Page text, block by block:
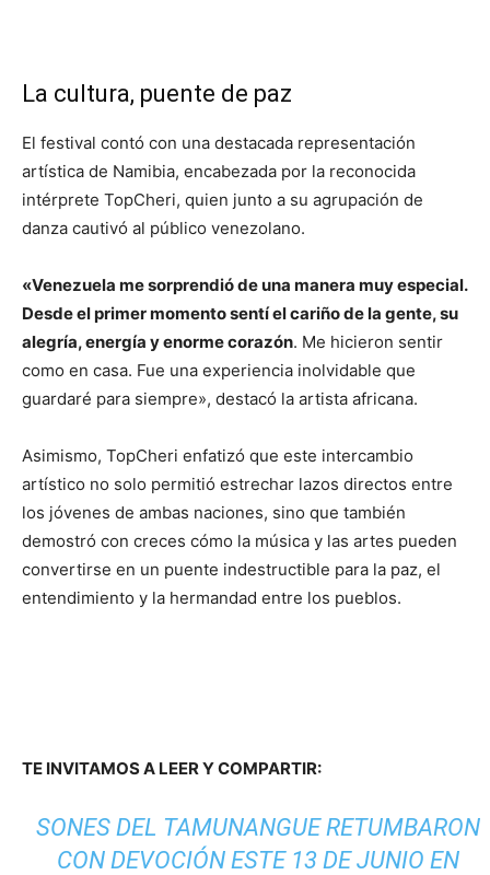
La cultura, puente de paz
El festival contó con una destacada representación
artística de Namibia, encabezada por la reconocida
intérprete TopCheri, quien junto a su agrupación de
danza cautivó al público venezolano.
«Venezuela me sorprendió de una manera muy especial.
Desde el primer momento sentí el cariño de la gente, su
alegría, energía y enorme corazón. Me hicieron sentir
como en casa. Fue una experiencia inolvidable que
guardaré para siempre», destacó la artista africana.
Asimismo, TopCheri enfatizó que este intercambio
artístico no solo permitió estrechar lazos directos entre
los jóvenes de ambas naciones, sino que también
demostró con creces cómo la música y las artes pueden
convertirse en un puente indestructible para la paz, el
entendimiento y la hermandad entre los pueblos.
TE INVITAMOS A LEER Y COMPARTIR:
SONES DEL TAMUNANGUE RETUMBARON
CON DEVOCIÓN ESTE 13 DE JUNIO EN